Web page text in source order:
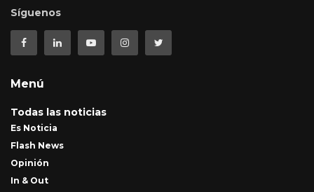
Síguenos
Menú
Todas las noticias
Es Noticia
Flash News
Opinión
In & Out